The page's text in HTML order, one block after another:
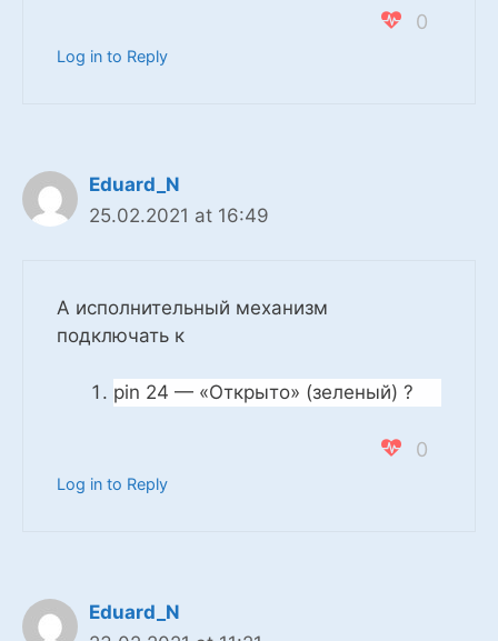
0
Log in to Reply
Eduard_N
25.02.2021 at 16:49
А исполнительный механизм
подключать к
pin 24 — «Открыто» (зеленый) ?
0
Log in to Reply
Eduard_N